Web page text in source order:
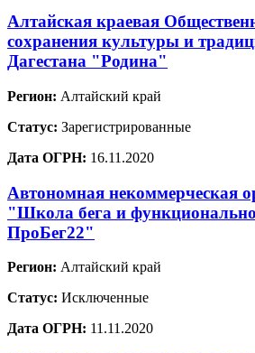
Алтайская краевая
сохранения культуры и
Дагестана "Родина"
Регион: Алтайский край
Статус: Зарегистрированные
Дата ОГРН: 16.11.2020
Автономная некоммерческая
"Школа бега и
ПроБег22"
Регион: Алтайский край
Статус: Исключенные
Дата ОГРН: 11.11.2020